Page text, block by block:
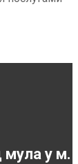
мула у м.